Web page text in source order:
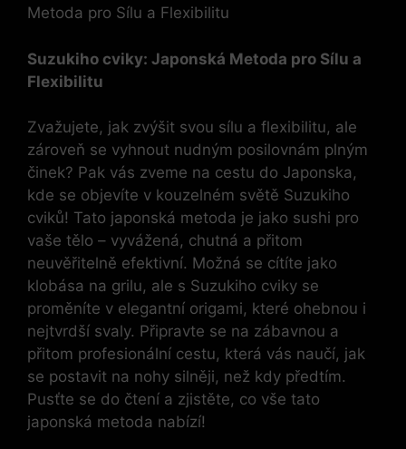
Metoda pro Sílu a Flexibilitu
Suzukiho cviky: Japonská Metoda pro Sílu a
Flexibilitu
Zvažujete, jak‍ zvýšit svou sílu a flexibilitu, ale
zároveň se vyhnout nudným posilovnám plným
činek? Pak vás zveme na cestu do Japonska,
⁤kde se objevíte v kouzelném světě Suzukiho
cviků! Tato japonská‍ metoda je jako sushi pro
vaše tělo – vyvážená, chutná a přitom‍
neuvěřitelně efektivní. Možná se ⁣cítíte jako
klobása na grilu,⁤ ale s Suzukiho cviky se
proměníte v elegantní origami, které ohebnou i‌
nejtvrdší svaly. Připravte se na zábavnou a
přitom profesionální cestu, která vás naučí, jak
se⁣ postavit na nohy silněji, než⁣ kdy předtím.​
Pusťte se do čtení a zjistěte, co vše tato
japonská ⁣metoda nabízí!